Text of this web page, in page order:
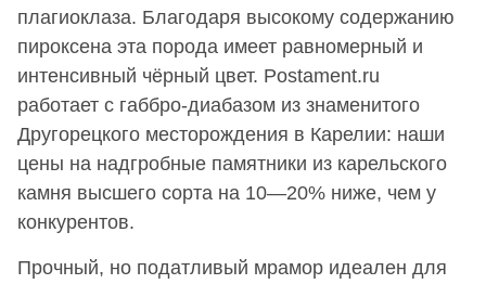
плагиоклаза. Благодаря высокому содержанию
пироксена эта порода имеет равномерный и
интенсивный чёрный цвет. Postament.ru
работает с габбро-диабазом из знаменитого
Другорецкого месторождения в Карелии: наши
цены на надгробные памятники из карельского
камня высшего сорта на 10—20% ниже, чем у
конкурентов.
Прочный, но податливый мрамор идеален для